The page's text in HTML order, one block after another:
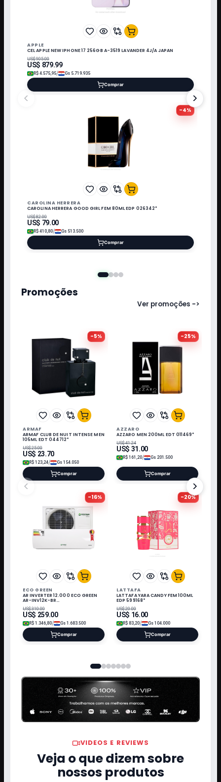
<
APPLE
CEL APPLE NEW IPHONE 17 256GB A-3519 LAVANDER 4J/A JAPAN
US$905.00
US$ 879.99
R$ 4.575,95/ Gs 5.719.935
Comprar
-4%
CAROLINA HERRERA
CAROLINA HERRERA GOOD GIRL FEM 80ML EDP 026342*
US$82.00
US$ 79.00
R$ 410,80/ Gs 513.500
Comprar
>
Promoções
Ver promoções ->
<
-5%
ARMAF
ARMAF CLUB DE NUIT INTENSE MEN
105ML EDT 044712*
US$25.00
US$ 23.70
R$ 123,24/ Gs 154.050
Comprar
-25%
AZZARO
AZZARO MEN 200ML EDT 011469*
US$41.24
US$ 31.00
R$ 161,20/ Gs 201.500
Comprar
-16%
ECO GREEN
AR INVERTER 12.000 ECO GREEN
AR-INV12K-BR
220V/60HZ/QN/FRIO R410 C/KI*
US$310.00
US$ 259.00
R$ 1.346,80/ Gs 1.683.500
Comprar
-20%
LATTAFA
LATTAFA YARA CANDY FEM 100ML
EDP 599168*
US$20.00
US$ 16.00
R$ 83,20/ Gs 104.000
Comprar
>
VIDEOS E REVIEWS
Veja o que dizem sobre
nossos produtos